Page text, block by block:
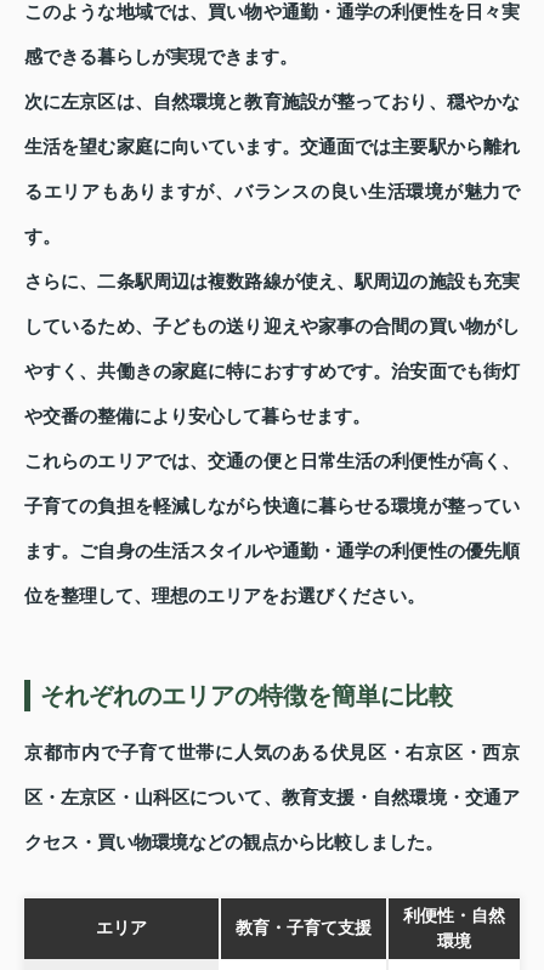
このような地域では、買い物や通勤・通学の利便性を日々実
感できる暮らしが実現できます。
次に左京区は、自然環境と教育施設が整っており、穏やかな
生活を望む家庭に向いています。交通面では主要駅から離れ
るエリアもありますが、バランスの良い生活環境が魅力で
す。
さらに、二条駅周辺は複数路線が使え、駅周辺の施設も充実
しているため、子どもの送り迎えや家事の合間の買い物がし
やすく、共働きの家庭に特におすすめです。治安面でも街灯
や交番の整備により安心して暮らせます。
これらのエリアでは、交通の便と日常生活の利便性が高く、
子育ての負担を軽減しながら快適に暮らせる環境が整ってい
ます。ご自身の生活スタイルや通勤・通学の利便性の優先順
位を整理して、理想のエリアをお選びください。
それぞれのエリアの特徴を簡単に比較
京都市内で子育て世帯に人気のある伏見区・右京区・西京
区・左京区・山科区について、教育支援・自然環境・交通ア
クセス・買い物環境などの観点から比較しました。
エリア 教育・子育て支援
利便性・自然
環境